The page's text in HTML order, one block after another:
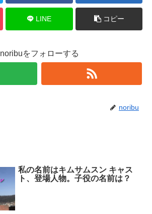
LINE コピー
noribuをフォローする
noribu
私の名前はキムサムスン キャス
ト、登場人物。子役の名前は？